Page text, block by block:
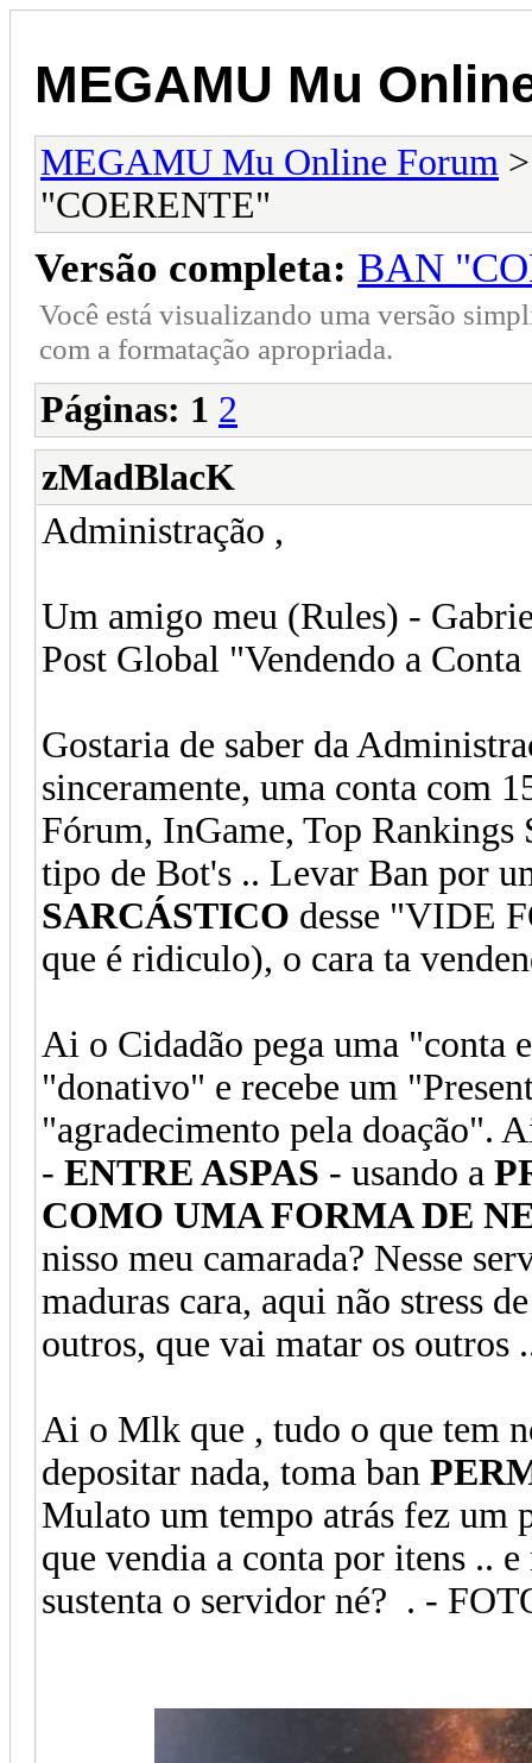
MEGAMU Mu
MEGAMU Mu Online Forum
"COERENTE"
Versão completa: BAN
Você está visualizando uma versão
com a formatação apropriada.
Páginas: 1 2
zMadBlacK
Administração ,
Um amigo meu (Rules) -
Post Global "Vendendo a
Gostaria de saber da
sinceramente, uma conta com
Fórum, InGame, Top
tipo de Bot's .. Levar Ban por
SARCÁSTICO desse "VIDE
que é ridiculo), o cara ta
Ai o Cidadão pega uma "conta
"donativo" e recebe um
"agradecimento pela doação".
- ENTRE ASPAS - usando a
COMO UMA FORMA DE
nisso meu camarada? Nesse
maduras cara, aqui não stress
outros, que vai matar os outros
Ai o Mlk que , tudo o que tem
depositar nada, toma ban
Mulato um tempo atrás fez um
que vendia a conta por itens ..
sustenta o servidor né? . -